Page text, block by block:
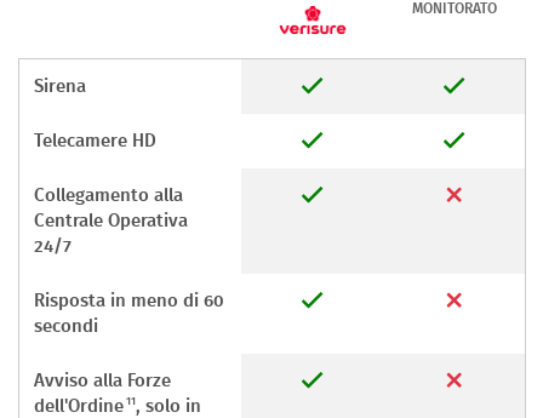
MONITORATO
Sirena
Telecamere HD
Collegamento alla
Centrale Operativa
24/7
Risposta in meno di 60
secondi
Avviso alla Forze
dell'Ordine 11 , solo in